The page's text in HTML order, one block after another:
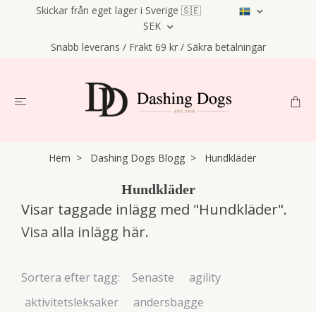
Skickar från eget lager i Sverige 🇸🇪
SEK
Snabb leverans / Frakt 69 kr / Säkra betalningar
Hem Dashing Dogs Blogg Hundkläder
Hundkläder
Visar taggade inlägg med "Hundkläder".
Visa alla inlägg här.
Sortera efter tagg: Senaste
agility
aktivitetsleksaker
andersbagge